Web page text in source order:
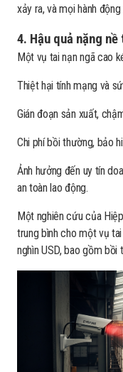
xảy ra, và mọi hành
4. Hậu quả nặng
Một vụ tai nạn ngã cao
Thiệt hại tính mạng và
Gián đoạn sản xuất,
Chi phí bồi thường, bảo
Ảnh hưởng đến uy tín
an toàn lao động.
Một nghiên cứu của
trung bình cho một vụ
nghìn USD, bao gồm bồi